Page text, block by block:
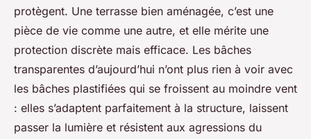
Fabien•18/06/2026 08:56•13 min de lecture
protègent. Une terrasse bien aménagée, c’est une
pièce de vie comme une autre, et elle mérite une
protection discrète mais efficace. Les bâches
transparentes d’aujourd’hui n’ont plus rien à voir avec
les bâches plastifiées qui se froissent au moindre vent
: elles s’adaptent parfaitement à la structure, laissent
passer la lumière et résistent aux agressions du